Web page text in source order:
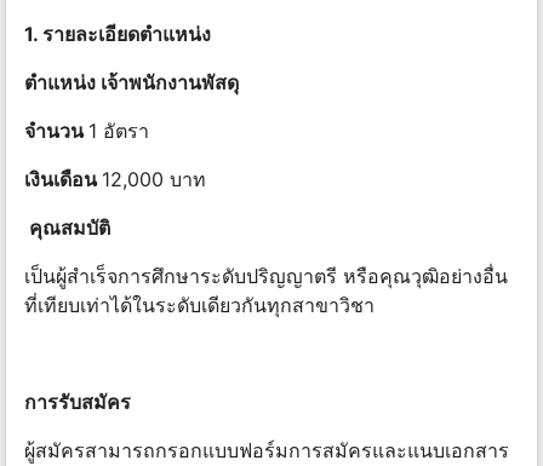
1. รายละเอียดตําแหน่ง
ตําแหน่ง เจ้าพนักงานพัสดุ
จํานวน 1 อัตรา
เงินเดือน 12,000 บาท
คุณสมบัติ
เป็นผู้สําเร็จการศึกษาระดับปริญญาตรี หรือคุณวุฒิอย่างอื่น
ที่เทียบเท่าได้ในระดับเดียวกันทุกสาขาวิชา
การรับสมัคร
ผู้สมัครสามารถกรอกแบบฟอร์มการสมัครและแนบเอกสาร